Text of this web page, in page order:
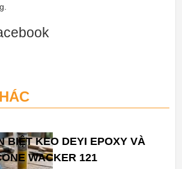
BIỆT KEO DEYI EPOXY VÀ
WACKER 121